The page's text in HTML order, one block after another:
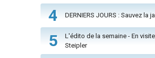
4 DERNIERS JOURS : Sauvez la
5
L'édito de la semaine - En
Steipler